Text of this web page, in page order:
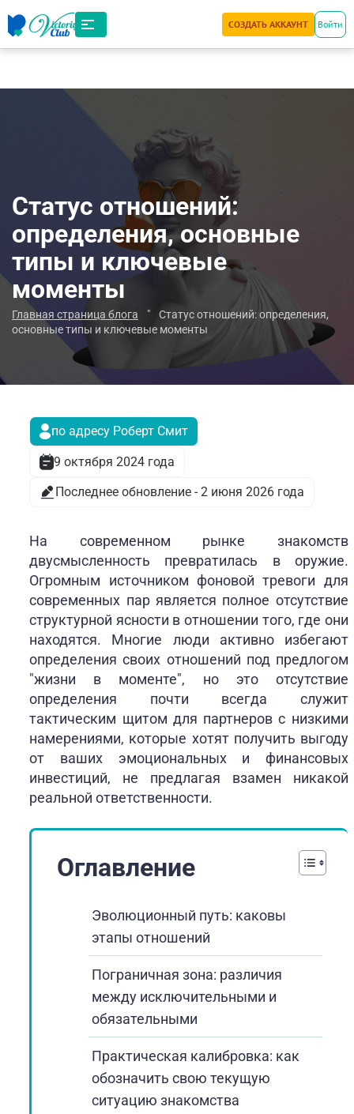
СОЗДАТЬ АККАУНТ Войти
Статус отношений:
определения, основные
типы и ключевые
моменты
Главная страница блога "
Статус отношений: определения,
основные типы и ключевые моменты
по адресу Роберт Смит
9 октября 2024 года
Последнее обновление - 2 июня 2026 года
На современном рынке знакомств
двусмысленность превратилась в оружие.
Огромным источником фоновой тревоги для
современных пар является полное отсутствие
структурной ясности в отношении того, где они
находятся. Многие люди активно избегают
определения своих отношений под предлогом
"жизни в моменте", но это отсутствие
определения почти всегда служит
тактическим щитом для партнеров с низкими
намерениями, которые хотят получить выгоду
от ваших эмоциональных и финансовых
инвестиций, не предлагая взамен никакой
реальной ответственности.
Оглавление
Эволюционный путь: каковы
этапы отношений
Пограничная зона: различия
между исключительными и
обязательными
Практическая калибровка: как
обозначить свою текущую
ситуацию знакомства